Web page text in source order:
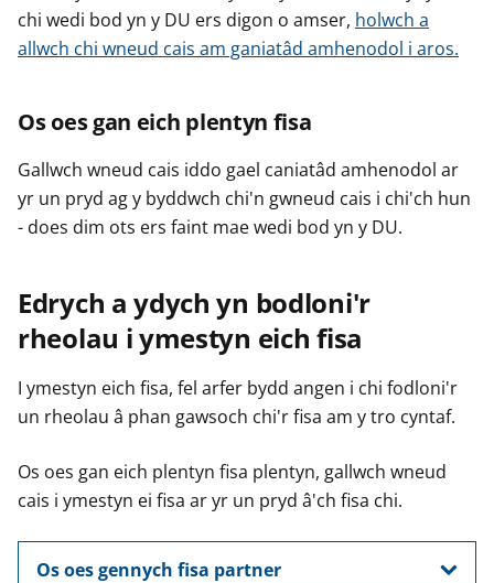
chi wedi bod yn y DU ers digon o amser, holwch a
allwch chi wneud cais am ganiatâd amhenodol i aros.
Os oes gan eich plentyn fisa
Gallwch wneud cais iddo gael caniatâd amhenodol ar
yr un pryd ag y byddwch chi'n gwneud cais i chi'ch hun
- does dim ots ers faint mae wedi bod yn y DU.
Edrych a ydych yn bodloni'r
rheolau i ymestyn eich fisa
I ymestyn eich fisa, fel arfer bydd angen i chi fodloni'r
un rheolau â phan gawsoch chi'r fisa am y tro cyntaf.
Os oes gan eich plentyn fisa plentyn, gallwch wneud
cais i ymestyn ei fisa ar yr un pryd â'ch fisa chi.
Os oes gennych fisa partner